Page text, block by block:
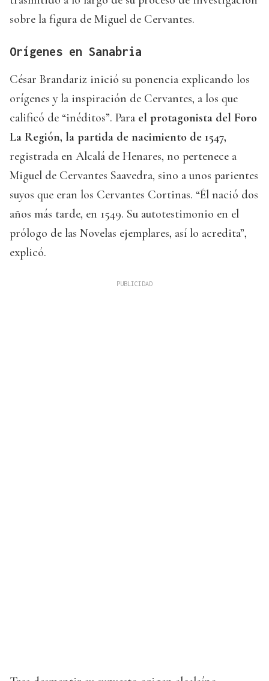
sobre la figura de Miguel de Cervantes.
Orígenes en Sanabria
César Brandariz inició su ponencia explicando los
orígenes y la inspiración de Cervantes, a los que
calificó de “inéditos”. Para el protagonista del Foro
La Región, la partida de nacimiento de 1547,
registrada en Alcalá de Henares, no pertenece a
Miguel de Cervantes Saavedra, sino a unos parientes
suyos que eran los Cervantes Cortinas. “Él nació dos
años más tarde, en 1549. Su autotestimonio en el
prólogo de las Novelas ejemplares, así lo acredita”,
explicó.